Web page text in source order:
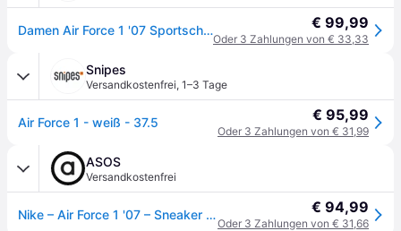
Damen Air Force 1 '07 Sportschuhe € 99,99
Oder 3 Zahlungen von € 33,33
Snipes
Versandkostenfrei, 1–3 Tage
Air Force 1 - weiß - 37.5 € 95,99
Oder 3 Zahlungen von € 31,99
ASOS
Versandkostenfrei
Nike – Air Force 1 '07 – Sneaker in Dreifach-Weiß € 94,99
Oder 3 Zahlungen von € 31,66